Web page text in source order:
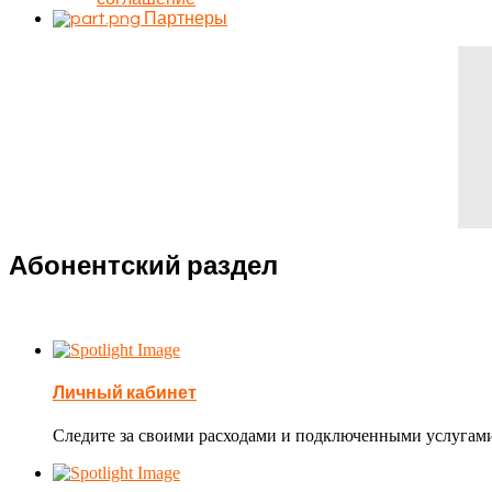
Партнеры
Абонентский раздел
Личный кабинет
Следите за своими расходами и подключенными